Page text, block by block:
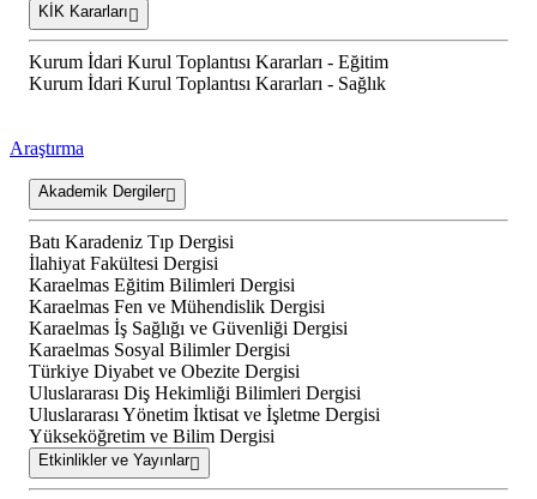
KİK Kararları
Kurum İdari Kurul Toplantısı Kararları - Eğitim
Kurum İdari Kurul Toplantısı Kararları - Sağlık
Araştırma
Akademik Dergiler
Batı Karadeniz Tıp Dergisi
İlahiyat Fakültesi Dergisi
Karaelmas Eğitim Bilimleri Dergisi
Karaelmas Fen ve Mühendislik Dergisi
Karaelmas İş Sağlığı ve Güvenliği Dergisi
Karaelmas Sosyal Bilimler Dergisi
Türkiye Diyabet ve Obezite Dergisi
Uluslararası Diş Hekimliği Bilimleri Dergisi
Uluslararası Yönetim İktisat ve İşletme Dergisi
Yükseköğretim ve Bilim Dergisi
Etkinlikler ve Yayınlar